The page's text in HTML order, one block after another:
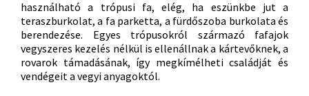
használható a trópusi fa, elég, ha eszünkbe jut a
teraszburkolat, a fa parketta, a fürdőszoba burkolata és
berendezése. Egyes trópusokról származó fafajok
vegyszeres kezelés nélkül is ellenállnak a kártevőknek, a
rovarok támadásának, így megkímélheti családját és
vendégeit a vegyi anyagoktól.